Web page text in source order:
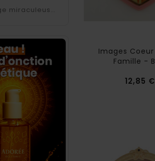
Vierge miraculeuse
Images
Famille -
12,85 €